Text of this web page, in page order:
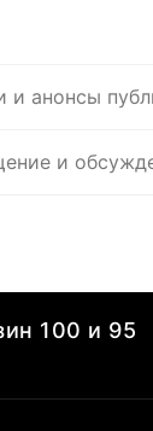
и анонсы
и
100 и 95